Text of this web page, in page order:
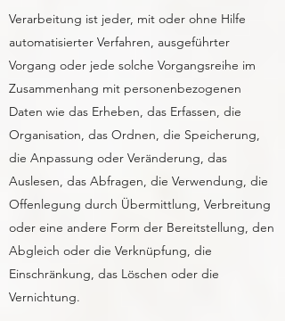
Verarbeitung ist jeder, mit oder ohne Hilfe
automatisierter Verfahren, ausgeführter
Vorgang oder jede solche Vorgangsreihe im
Zusammenhang mit personenbezogenen
Daten wie das Erheben, das Erfassen, die
Organisation, das Ordnen, die Speicherung,
die Anpassung oder Veränderung, das
Auslesen, das Abfragen, die Verwendung, die
Offenlegung durch Übermittlung, Verbreitung
oder eine andere Form der Bereitstellung, den
Abgleich oder die Verknüpfung, die
Einschränkung, das Löschen oder die
Vernichtung.